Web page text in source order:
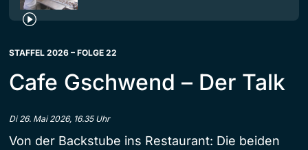
STAFFEL 2026 – FOLGE 22
Cafe Gschwend – Der Talk
Di 26. Mai 2026, 16.35 Uhr
Von der Backstube ins Restaurant: Die beiden